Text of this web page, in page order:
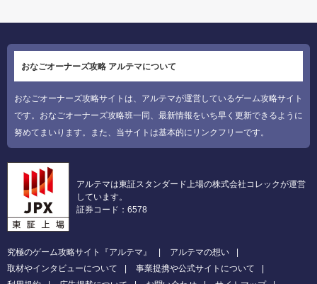
おなごオーナーズ攻略 アルテマについて
おなごオーナーズ攻略サイトは、アルテマが運営しているゲーム攻略サイト
です。おなごオーナーズ攻略班一同、最新情報をいち早く更新できるように
努めてまいります。また、当サイトは基本的にリンクフリーです。
アルテマは東証スタンダード上場の株式会社コレックが運営
しています。
証券コード：6578
究極のゲーム攻略サイト『アルテマ』
アルテマの想い
取材やインタビューについて
事業提携や公式サイトについて